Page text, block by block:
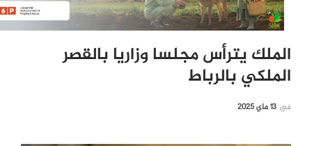
الملك يترأس مجلسا وزاريا بالقصر
الملكي بالرباط
في 13 ماي 2025